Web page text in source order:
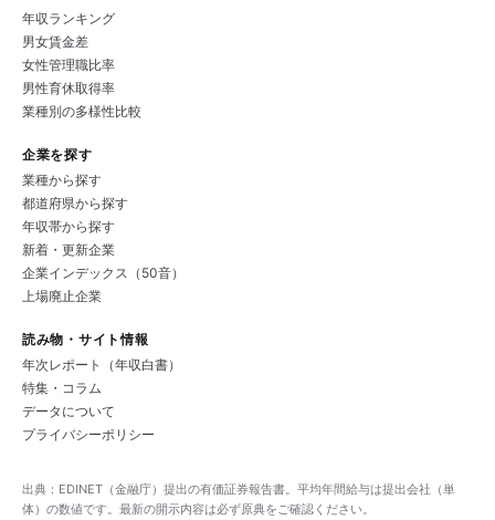
年収ランキング
男女賃金差
女性管理職比率
男性育休取得率
業種別の多様性比較
企業を探す
業種から探す
都道府県から探す
年収帯から探す
新着・更新企業
企業インデックス（50音）
上場廃止企業
読み物・サイト情報
年次レポート（年収白書）
特集・コラム
データについて
プライバシーポリシー
出典：EDINET（金融庁）提出の有価証券報告書。平均年間給与は提出会社（単
体）の数値です。最新の開示内容は必ず原典をご確認ください。